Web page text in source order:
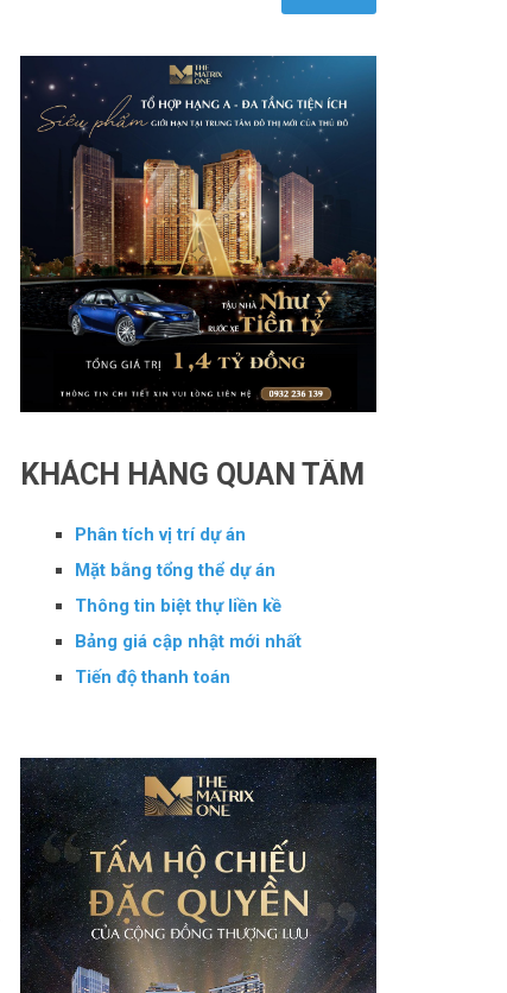
KHÁCH HÀNG QUAN TÂM
Phân tích vị trí dự án
Mặt bằng tổng thể dự án
Thông tin biệt thự liền kề
Bảng giá cập nhật mới nhất
Tiến độ thanh toán